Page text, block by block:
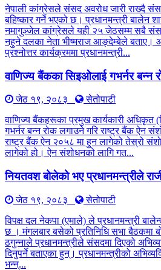
नेपाली कांग्रेसले संसद अवरोध जारी राख्दै
बहिष्कार गर्ने भएको छ। प्रधानमन्त्री बालेन
नमागुञ्जेल कांग्रेसले यही २५ जेठसम्म सबै
नहुने दलका नेता भीष्मराज आङ्देम्बेले बताए।
प्रश्नोत्तर कार्यक्रममा प्रधानमन्त्री...
वाणिज्य बैंकका सिइओलाई गभर्नर बन्न
जेठ १९, २०८३
सेतोपाटी
वाणिज्य बैंकहरूका प्रमुख कार्यकारी अधिकृत
गभर्नर बन्न रोक लगाउने गरि राष्ट्र बैंक ऐन
राष्ट्र बैंक ऐन २०५८ मा हुन लागेको तेस्रो
लागेको हो। ऐन संशोधनको लागि गत...
नियतवश बोलेको भए प्रधानमन्त्रीले
जेठ १९, २०८३
सेतोपाटी
विपक्ष दल नेकपा (एमाले) ले प्रधानमन्त्री
छ । मंगलबार बसेको प्रतिनिधि सभा बैठकमा
ठगुन्नाले प्रधानमन्त्रीले संसदमा दिएको
दिनुपर्ने बताएका हुन्। प्रधानमन्त्रीको
भन्न्...